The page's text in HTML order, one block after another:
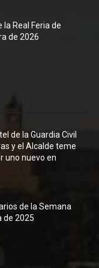
Real Feria de
de 2026
de la Guardia Civil
y el Alcalde teme
uno nuevo en
de la Semana
de 2025